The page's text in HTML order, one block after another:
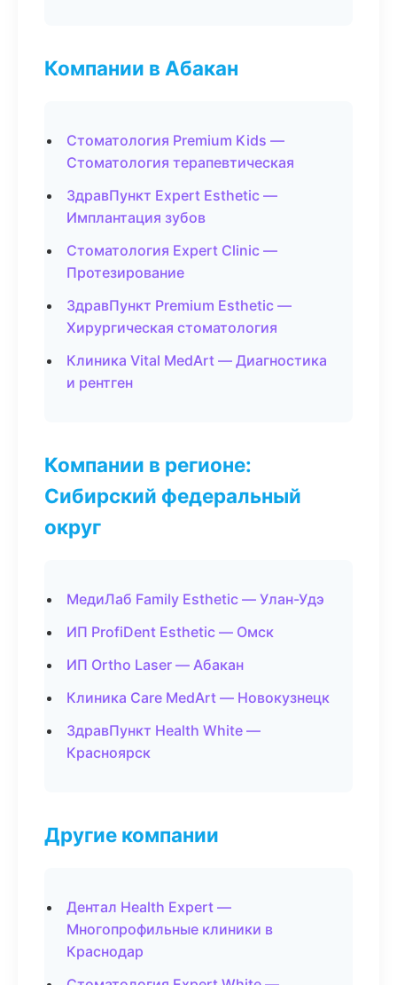
Компании в Абакан
Стоматология Premium Kids —
Стоматология терапевтическая
ЗдравПункт Expert Esthetic —
Имплантация зубов
Стоматология Expert Clinic —
Протезирование
ЗдравПункт Premium Esthetic —
Хирургическая стоматология
Клиника Vital MedArt — Диагностика
и рентген
Компании в регионе:
Сибирский федеральный
округ
МедиЛаб Family Esthetic — Улан-Удэ
ИП ProfiDent Esthetic — Омск
ИП Ortho Laser — Абакан
Клиника Care MedArt — Новокузнецк
ЗдравПункт Health White —
Красноярск
Другие компании
Дентал Health Expert —
Многопрофильные клиники в
Краснодар